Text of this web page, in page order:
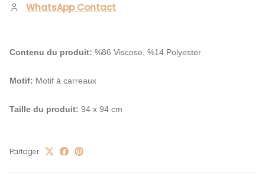
WhatsApp Contact
Contenu du produit: %86 Viscose, %14 Polyester
Motif: Motif à carreaux
Taille du produit: 94 x 94 cm
Partager